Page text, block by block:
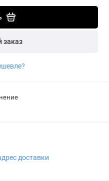
заказ
доставки